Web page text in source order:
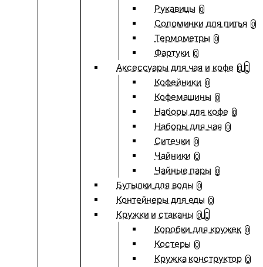
Рукавицы 0
Соломинки для питья 0
Термометры 0
Фартуки 0
Аксессуары для чая и кофе 0
Кофейники 0
Кофемашины 0
Наборы для кофе 0
Наборы для чая 0
Ситечки 0
Чайники 0
Чайные пары 0
Бутылки для воды 0
Контейнеры для еды 0
Кружки и стаканы 0
Коробки для кружек 0
Костеры 0
Кружка конструктор 0